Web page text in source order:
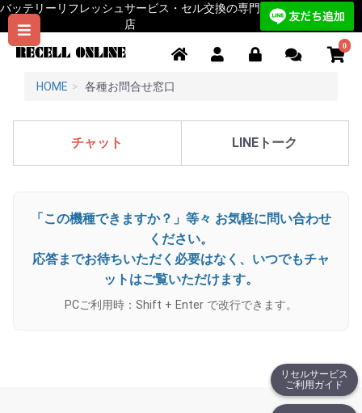
リセルサービス
ご利用ガイド
バッテリーリフレッシュサービス・セル交換の専門
店
0
HOME 各種お問合せ窓口
チャット LINEトーク
「この機種できますか？」等々 お気軽に問い合わせ
ください。
応答までお待ちいただく必要はなく、いつでもチャ
ットはご覧いただけます。
PCご利用時：Shift + Enter で改行できます。